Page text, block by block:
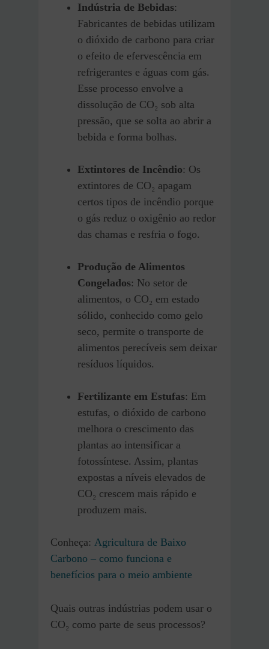
Indústria de Bebidas:
Fabricantes de bebidas utilizam
o dióxido de carbono para criar
o efeito de efervescência em
refrigerantes e águas com gás.
Esse processo envolve a
dissolução de CO₂ sob alta
pressão, que se solta ao abrir a
bebida e forma bolhas.
Extintores de Incêndio: Os
extintores de CO₂ apagam
certos tipos de incêndio porque
o gás reduz o oxigênio ao redor
das chamas e resfria o fogo.
Produção de Alimentos
Congelados: No setor de
alimentos, o CO₂ em estado
sólido, conhecido como gelo
seco, permite o transporte de
alimentos perecíveis sem deixar
resíduos líquidos.
Fertilizante em Estufas: Em
estufas, o dióxido de carbono
melhora o crescimento das
plantas ao intensificar a
fotossíntese. Assim, plantas
expostas a níveis elevados de
CO₂ crescem mais rápido e
produzem mais.
Conheça: Agricultura de Baixo
Carbono – como funciona e
benefícios para o meio ambiente
Quais outras indústrias podem usar o
CO₂ como parte de seus processos?